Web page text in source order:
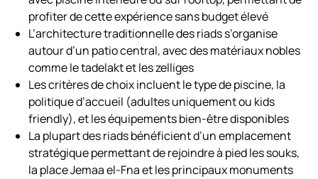
profiter de cette expérience sans budget élevé
L’architecture traditionnelle des riads s’organise
autour d’un patio central, avec des matériaux nobles
comme le tadelakt et les zelliges
Les critères de choix incluent le type de piscine, la
politique d’accueil (adultes uniquement ou kids
friendly), et les équipements bien-être disponibles
La plupart des riads bénéficient d’un emplacement
stratégique permettant de rejoindre à pied les souks,
la place Jemaa el-Fna et les principaux monuments